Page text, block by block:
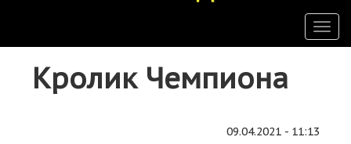
Кролик Чемпиона
09.04.2021 - 11:13